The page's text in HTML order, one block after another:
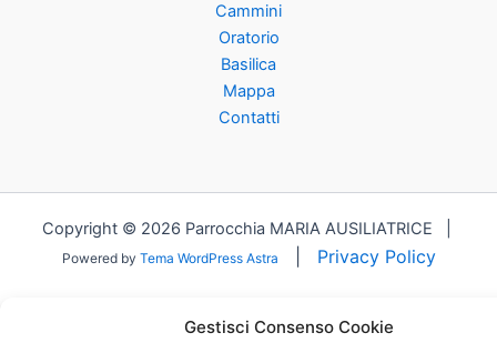
Gestisci Consenso Cookie
Cammini
Oratorio
Basilica
Mappa
Contatti
Copyright © 2026 Parrocchia MARIA AUSILIATRICE |
Powered by Tema WordPress Astra Privacy Policy